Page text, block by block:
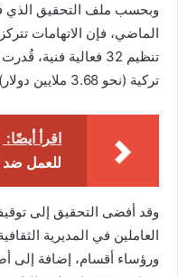
الماضي، فإن الاتهامات
تركية (نحو 3.68 ملايين دولار).
اقرأ أيضًا:
للعمل ضد
العاملين في المديرية
ورؤساء أقسام، إضافة إلى